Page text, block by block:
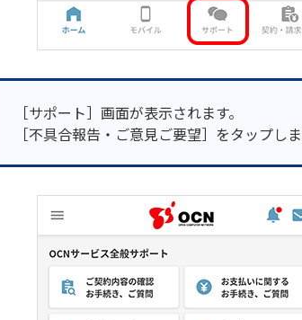
［サポート］画面が表示されます。
［不具合報告・ご意見ご要望］をタップし